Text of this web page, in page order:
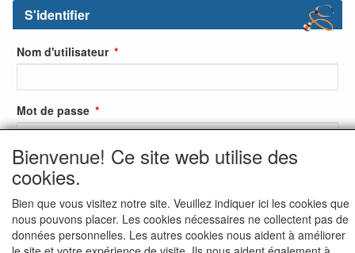
S'identifier
Nom d'utilisateur
Mot de passe
S'inscrire
Mot de passe oublié ?
Bienvenue! Ce site web utilise des
cookies.
Bien que vous visitez notre site. Veuillez indiquer ici les cookies que
nous pouvons placer. Les cookies nécessaires ne collectent pas de
données personnelles. Les autres cookies nous aident à améliorer